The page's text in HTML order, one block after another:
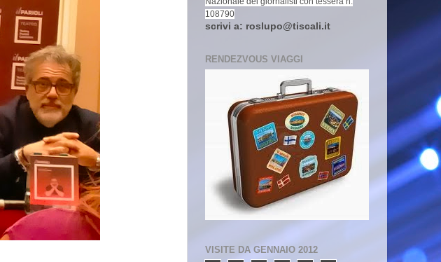
108790
scrivi a: roslupo@tiscali.it
RENDEZVOUS VIAGGI
VISITE DA GENNAIO 2012